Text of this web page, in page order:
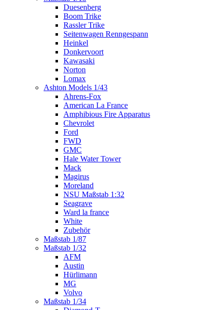
Duesenberg
Boom Trike
Rassler Trike
Seitenwagen Renngespann
Heinkel
Donkervoort
Kawasaki
Norton
Lomax
Ashton Models 1/43
Ahrens-Fox
American La France
Amphibious Fire Apparatus
Chevrolet
Ford
FWD
GMC
Hale Water Tower
Mack
Magirus
Moreland
NSU Maßstab 1:32
Seagrave
Ward la france
White
Zubehör
Maßstab 1/87
Maßstab 1/32
AFM
Austin
Hürlimann
MG
Volvo
Maßstab 1/34